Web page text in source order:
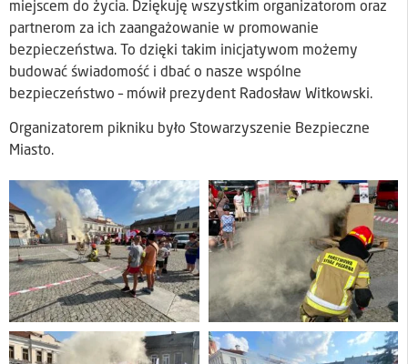
miejscem do życia. Dziękuję wszystkim organizatorom oraz
partnerom za ich zaangażowanie w promowanie
bezpieczeństwa. To dzięki takim inicjatywom możemy
budować świadomość i dbać o nasze wspólne
bezpieczeństwo – mówił prezydent Radosław Witkowski.
Organizatorem pikniku było Stowarzyszenie Bezpieczne
Miasto.